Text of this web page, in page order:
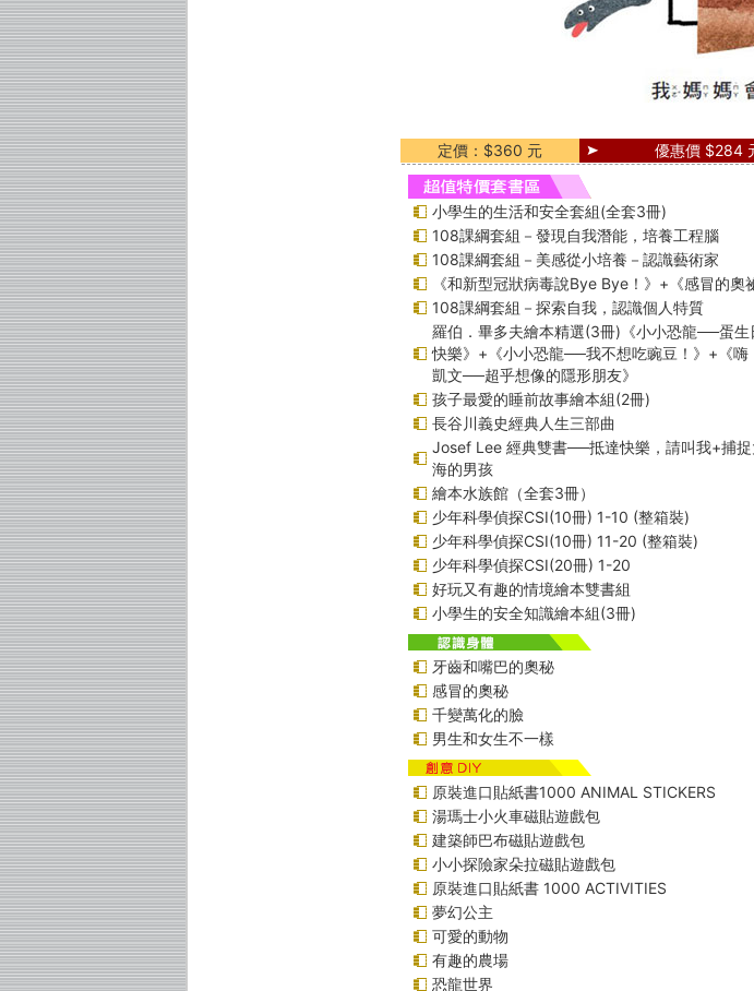
定價：$360 元 優惠價 $284
小學生的生活和安全套組(全套3冊)
108課綱套組－發現自我潛能，培養工程腦
108課綱套組－美感從小培養－認識藝術家
《和新型冠狀病毒說Bye Bye！》+《感冒的奧
108課綱套組－探索自我，認識個人特質
羅伯．畢多夫繪本精選(3冊)《小小恐龍──蛋生
快樂》+《小小恐龍──我不想吃豌豆！》+《嗨
凱文──超乎想像的隱形朋友》
孩子最愛的睡前故事繪本組(2冊)
長谷川義史經典人生三部曲
Josef Lee 經典雙書──抵達快樂，請叫我+捕
海的男孩
繪本水族館（全套3冊）
少年科學偵探CSI(10冊) 1-10 (整箱裝)
少年科學偵探CSI(10冊) 11-20 (整箱裝)
少年科學偵探CSI(20冊) 1-20
好玩又有趣的情境繪本雙書組
小學生的安全知識繪本組(3冊)
牙齒和嘴巴的奧秘
感冒的奧秘
千變萬化的臉
男生和女生不一樣
原裝進口貼紙書1000 ANIMAL STICKERS
湯瑪士小火車磁貼遊戲包
建築師巴布磁貼遊戲包
小小探險家朵拉磁貼遊戲包
原裝進口貼紙書 1000 ACTIVITIES
夢幻公主
可愛的動物
有趣的農場
恐龍世界